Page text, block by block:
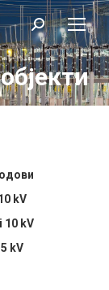
Search:
kV
10 kV
kV